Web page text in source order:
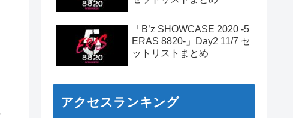
「B’z SHOWCASE 2020 -5
ERAS 8820-」Day2 11/7 セ
ットリストまとめ
アクセスランキング